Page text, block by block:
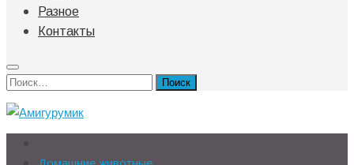
Разное
Контакты
Найти: